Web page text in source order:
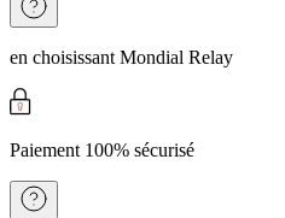
en choisissant Mondial Relay
Paiement 100% sécurisé